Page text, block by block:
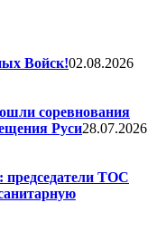
Войск!02.08.2026
соревнования
Руси28.07.2026
председатели ТОС